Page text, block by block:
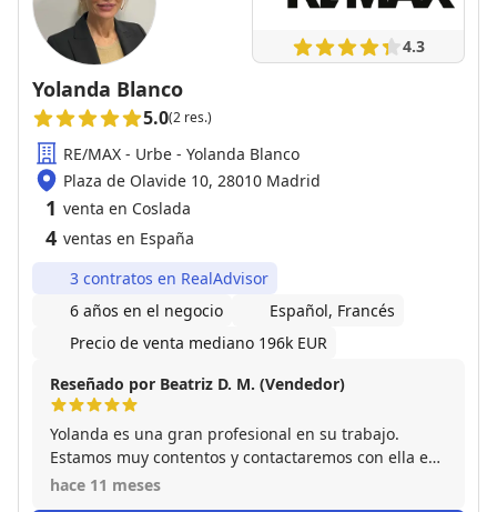
operaciones. ¡100% recomendable!
4.3
Yolanda Blanco
5.0(2 res.)
RE/MAX - Urbe - Yolanda Blanco
Plaza de Olavide 10, 28010 Madrid
1 venta en Coslada
4 ventas en España
3 contratos en RealAdvisor
6 años en el negocio
Español, Francés
Precio de venta mediano 196k EUR
Reseñado por Beatriz D. M. (Vendedor)
Yolanda es una gran profesional en su trabajo.
Estamos muy contentos y contactaremos con ella en
futuras ocasiones.
hace 11 meses